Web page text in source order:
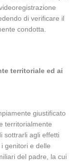
di verificare il
condotta.
territoriale ed ai
giustificato
territorialmente
sottrarli agli effetti
genitori e delle
del padre, la cui